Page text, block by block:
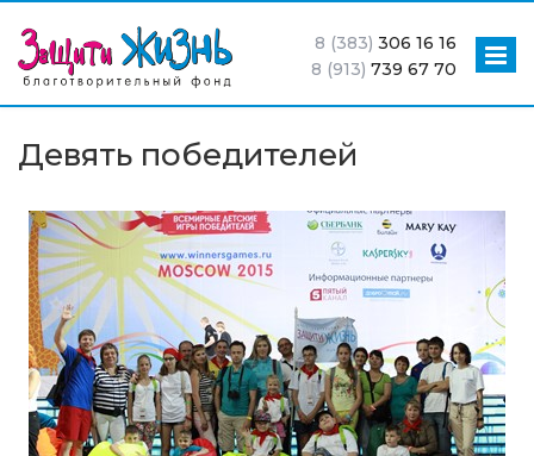
8 (383) 306 16 16
8 (913) 739 67 70
Девять победителей